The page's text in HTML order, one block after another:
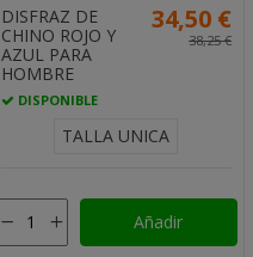
DISFRAZ DE
CHINO ROJO Y
AZUL PARA
HOMBRE
DISPONIBLE
34,50 €
38,25 €
TALLA UNICA
Añadir